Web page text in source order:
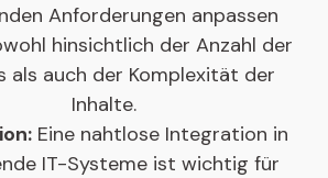
Anforderungen anpassen
hinsichtlich der Anzahl der
als auch der Komplexität der
Inhalte.
Eine nahtlose Integration in
IT-Systeme ist wichtig für